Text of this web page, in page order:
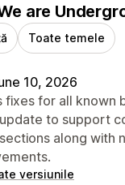
are
Toate temele
10, 2026
fixes for all known
to support
along with
versiunile